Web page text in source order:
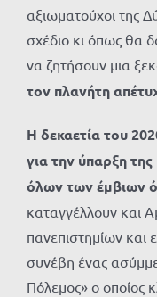
αξιωματούχοι της
σχέδιο κι όπως θα
να ζητήσουν μια
τον πλανήτη
Η δεκαετία του
για την ύπαρξη
όλων των έμβιων
καταγγέλλουν και
πανεπιστημίων και
συνέβη ένας
Πόλεμος» ο οποίος